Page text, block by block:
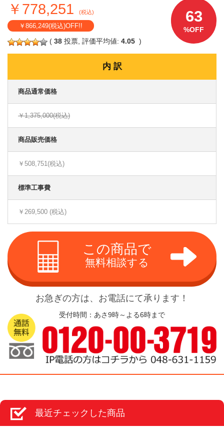
￥778,251 (税込)
￥866,249(税込)OFF!!
63
%OFF
( 38 投票, 評価平均値: 4.05 )
内 訳
商品通常価格
￥1,375,000(税込)
商品販売価格
￥508,751(税込)
標準工事費
￥269,500 (税込)
この商品で
無料相談する
お急ぎの方は、お電話にて承ります！
受付時間：あさ9時～よる6時まで
最近チェックした商品